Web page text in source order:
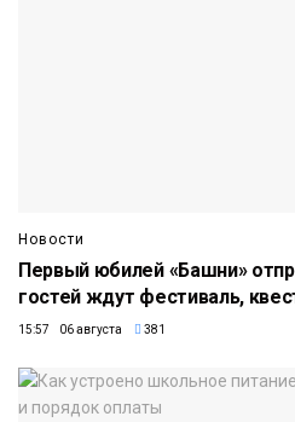
Новости
Первый юбилей «Башни»
гостей ждут фестиваль,
15:57 06 августа 381